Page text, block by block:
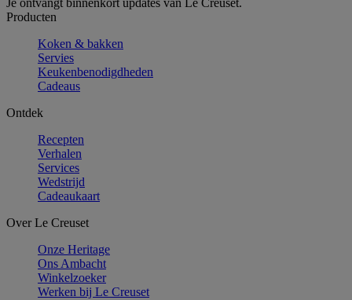
Je ontvangt binnenkort updates van Le Creuset.
Producten
Koken & bakken
Servies
Keukenbenodigdheden
Cadeaus
Ontdek
Recepten
Verhalen
Services
Wedstrijd
Cadeaukaart
Over Le Creuset
Onze Heritage
Ons Ambacht
Winkelzoeker
Werken bij Le Creuset